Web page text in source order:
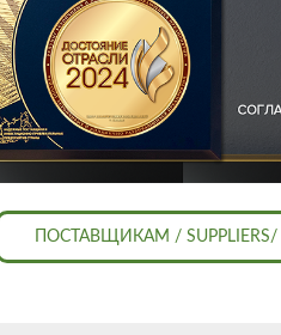
ПОСТАВЩИКАМ / SUPPLIERS/